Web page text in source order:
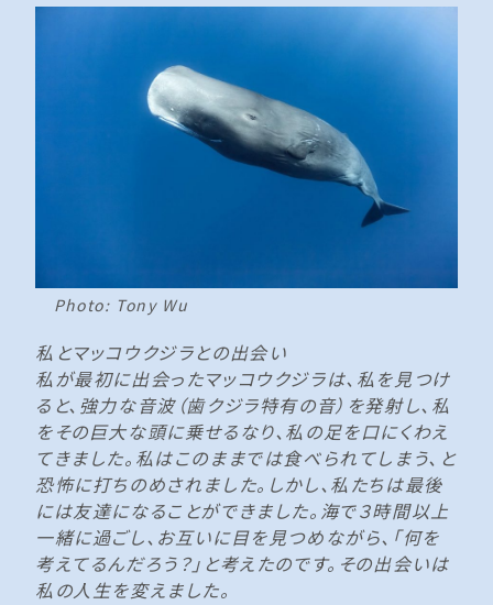
Photo: Tony Wu
私とマッコウクジラとの出会い
私が最初に出会ったマッコウクジラは、私を見つけ
ると、強力な音波（歯クジラ特有の音）を発射し、私
をその巨大な頭に乗せるなり、私の足を口にくわえ
てきました。私はこのままでは食べられてしまう、と
恐怖に打ちのめされました。しかし、私たちは最後
には友達になることができました。海で３時間以上
一緒に過ごし、お互いに目を見つめながら、「何を
考えてるんだろう？」と考えたのです。その出会いは
私の人生を変えました。